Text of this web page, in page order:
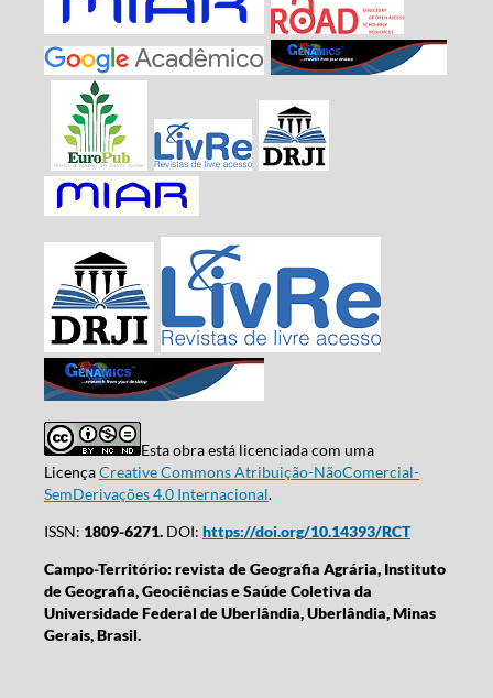
Esta obra está licenciada com uma
LicençaCreative Commons Atribuição-NãoComercial-
SemDerivações 4.0 Internacional.
ISSN: 1809-6271.DOI: https://doi.org/10.14393/RCT
Campo-Território: revista de Geografia Agrária, Instituto
de Geografia, Geociências e Saúde Coletiva da
Universidade Federal de Uberlândia, Uberlândia, Minas
Gerais, Brasil.